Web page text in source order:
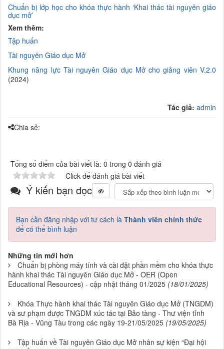
Chuẩn bị lớp học cho khóa thực hành ‘Khai thác tài nguyên giáo
dục mở’
Xem thêm:
Tập huấn
Tài nguyên Giáo dục Mở
Khung năng lực Tài nguyên Giáo dục Mở cho giảng viên V.2.0
(2024)
Tác giả: admin
Chia sẻ:
Tổng số điểm của bài viết là: 0 trong 0 đánh giá
Click để đánh giá bài viết
Ý kiến bạn đọc
Bạn cần đăng nhập với tư cách là Thành viên chính thức
để có thể bình luận
Những tin mới hơn
Chuẩn bị phòng máy tính và cài đặt phần mềm cho khóa thực
hành khai thác Tài nguyên Giáo dục Mở - OER (Open
Educational Resources) - cập nhật tháng 01/2025 (18/01/2025)
Khóa Thực hành khai thác Tài nguyên Giáo dục Mở (TNGDM)
và sư phạm được TNGDM xúc tác tại Bảo tàng - Thư viện tỉnh
Bà Rịa - Vũng Tàu trong các ngày 19-21/05/2025 (19/05/2025)
Tập huấn về Tài nguyên Giáo dục Mở nhân sự kiện “Đại hội